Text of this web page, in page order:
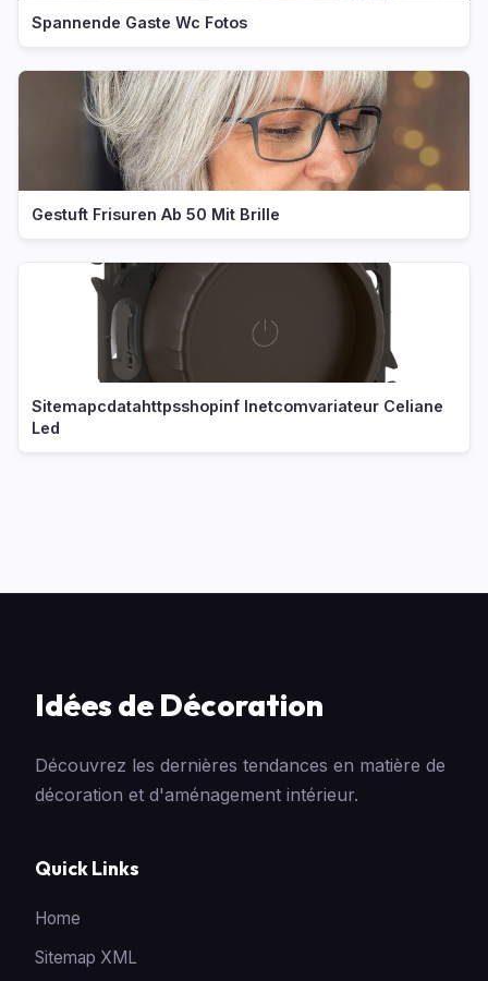
Spannende Gaste Wc Fotos
Gestuft Frisuren Ab 50 Mit Brille
Sitemapcdatahttpsshopinf Inetcomvariateur Celiane
Led
Idées de Décoration
Découvrez les dernières tendances en matière de
décoration et d'aménagement intérieur.
Quick Links
Home
Sitemap XML